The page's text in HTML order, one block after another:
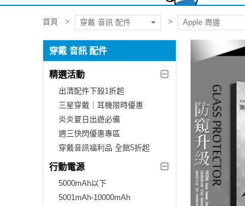
首頁 穿戴 音訊 配件 Apple 周邊
穿戴 音訊 配件
精選活動
出清配件下殺1折起
三星穿戴｜耳機限時優惠
炎炎夏日出遊必備
週三快閃優惠專區
穿戴音訊福利品 全館5折起
行動電源
5000mAh以下
5001mAh-10000mAh